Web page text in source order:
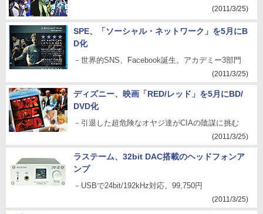
(2011/3/25)
SPE、「ソーシャル・ネットワーク」を5月にB
D化
－世界的SNS、Facebook誕生。アカデミー3部門
(2011/3/25)
ディズニー、映画「RED/レッド」を5月にBD/
DVD化
－引退した超危険なオヤジ達がCIAの陰謀に挑む
(2011/3/25)
ラステーム、32bit DAC搭載のヘッドフォンア
ンプ
－USBで24bit/192kHz対応。99,750円
(2011/3/25)